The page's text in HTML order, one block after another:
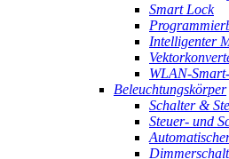
Smart Lock
Intelligenter
WLAN-
Beleuchtungskörper
Schalter &
Steuer- und